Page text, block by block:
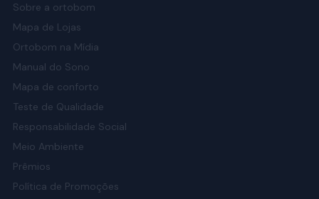
Sobre a ortobom
Mapa de Lojas
Ortobom na Mídia
Manual do Sono
Mapa de conforto
Teste de Qualidade
Responsabilidade Social
Meio Ambiente
Prêmios
Política de Promoções